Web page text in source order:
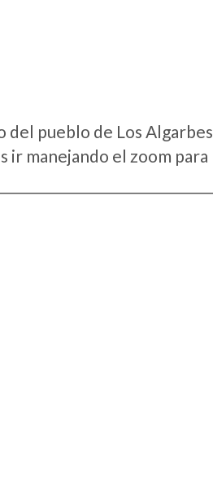
del pueblo de Los Algarbes
ir manejando el zoom para